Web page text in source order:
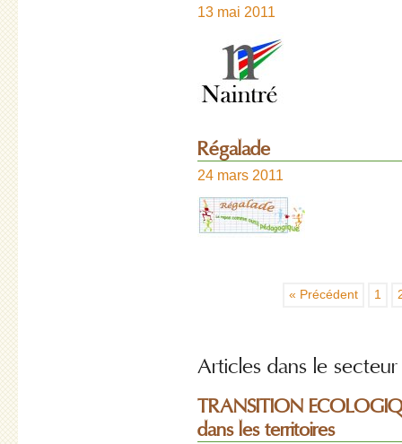
13 mai 2011
Régalade
24 mars 2011
« Précédent 1
Articles dans le secteur
TRANSITION
dans les territoires